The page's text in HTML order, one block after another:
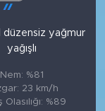
düzensiz yağmur
yağışlı
Nem: %81
23 km/h
Olasılığı: %89